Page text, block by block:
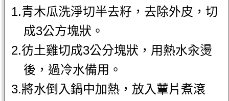
1.青木瓜洗淨切半去籽，去除外皮，切
成3公方塊狀。
2.彷土雞切成3公分塊狀，用熱水汆燙
後，過冷水備用。
3.將水倒入鍋中加熱，放入蕈片煮滾